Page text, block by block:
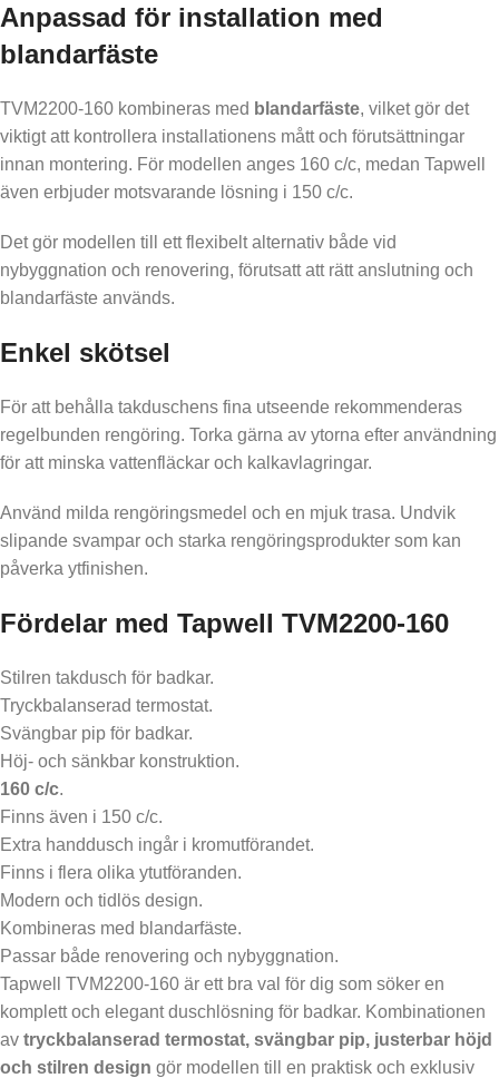
Anpassad för installation med
blandarfäste
TVM2200-160 kombineras med blandarfäste, vilket gör det
viktigt att kontrollera installationens mått och förutsättningar
innan montering. För modellen anges 160 c/c, medan Tapwell
även erbjuder motsvarande lösning i 150 c/c.
Det gör modellen till ett flexibelt alternativ både vid
nybyggnation och renovering, förutsatt att rätt anslutning och
blandarfäste används.
Enkel skötsel
För att behålla takduschens fina utseende rekommenderas
regelbunden rengöring. Torka gärna av ytorna efter användning
för att minska vattenfläckar och kalkavlagringar.
Använd milda rengöringsmedel och en mjuk trasa. Undvik
slipande svampar och starka rengöringsprodukter som kan
påverka ytfinishen.
Fördelar med Tapwell TVM2200-160
Stilren takdusch för badkar.
Tryckbalanserad termostat.
Svängbar pip för badkar.
Höj- och sänkbar konstruktion.
160 c/c.
Finns även i 150 c/c.
Extra handdusch ingår i kromutförandet.
Finns i flera olika ytutföranden.
Modern och tidlös design.
Kombineras med blandarfäste.
Passar både renovering och nybyggnation.
Tapwell TVM2200-160 är ett bra val för dig som söker en
komplett och elegant duschlösning för badkar. Kombinationen
av tryckbalanserad termostat, svängbar pip, justerbar höjd
och stilren design gör modellen till en praktisk och exklusiv